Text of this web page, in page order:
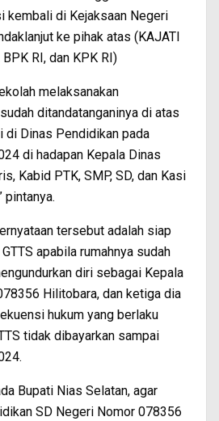
kembali di Kejaksaan Negeri
ke pihak atas (KAJATI
BPK RI, dan KPK RI)
melaksanakan
ditandatanganinya di atas
di Dinas Pendidikan pada
di hadapan Kepala Dinas
Kabid PTK, SMP, SD, dan Kasi
pintanya.
tersebut adalah siap
apabila rumahnya sudah
diri sebagai Kepala
Hilitobara, dan ketiga dia
hukum yang berlaku
tidak dibayarkan sampai
Bupati Nias Selatan, agar
SD Negeri Nomor 078356